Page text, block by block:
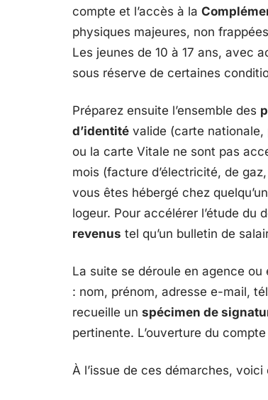
compte et l’accès à la
physiques majeures, non
Les jeunes de 10 à 17 ans, avec
sous réserve de certaines
Préparez ensuite l’ensemble des
d’identité valide (carte nationale,
ou la carte Vitale ne sont pas
mois (facture d’électricité, de
vous êtes hébergé chez
logeur. Pour accélérer l’étude du
revenus tel qu’un bulletin de
La suite se déroule en agence
: nom, prénom, adresse e-mail,
recueille un spécimen de
pertinente. L’ouverture du
À l’issue de ces démarches,